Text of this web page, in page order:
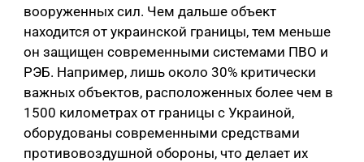
вооруженных сил. Чем дальше объект
находится от украинской границы, тем меньше
он защищен современными системами ПВО и
РЭБ. Например, лишь около 30% критически
важных объектов, расположенных более чем в
1500 километрах от границы с Украиной,
оборудованы современными средствами
противовоздушной обороны, что делает их